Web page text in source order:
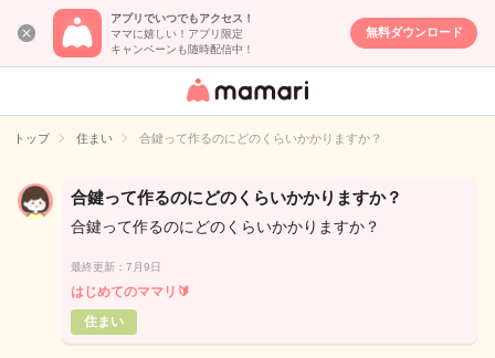
アプリでいつでもアクセス！
ママに嬉しい！アプリ限定
キャンペーンも随時配信中！
無料ダウンロード
女性専用匿名QA
イト
トップ 住まい 合鍵って作るのにどのくらいかかりますか？
合鍵って作るのにどのくらいかかりますか？
合鍵って作るのにどのくらいかかりますか？
最終更新：7月9日
はじめてのママリ🔰
住まい